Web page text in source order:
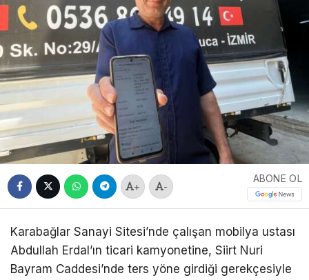
+ -
ABONE OL
Karabağlar Sanayi Sitesi’nde çalışan mobilya ustası
Abdullah Erdal’ın ticari kamyonetine, Siirt Nuri
Bayram Caddesi’nde ters yöne girdiği gerekçesiyle